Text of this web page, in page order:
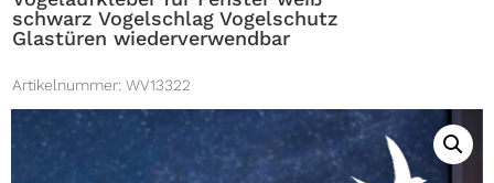
schwarz Vogelschlag Vogelschutz
Glastüren wiederverwendbar
Artikelnummer: WV13322